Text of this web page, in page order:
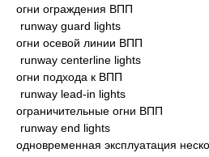
огни ограждения ВПП
runway guard lights
огни осевой линии ВПП
runway centerline lights
огни подхода к ВПП
runway lead-in lights
ограничительные огни ВПП
runway end lights
одновременная эксплуатация